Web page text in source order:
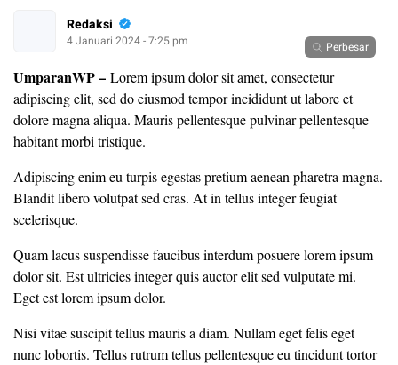
Redaksi
4 Januari 2024 - 7:25 pm Perbesar
UmparanWP– Lorem ipsum dolor sit amet, consectetur
adipiscing elit, sed do eiusmod tempor incididunt ut labore et
dolore magna aliqua. Mauris pellentesque pulvinar pellentesque
habitant morbi tristique.
Adipiscing enim eu turpis egestas pretium aenean pharetra magna.
Blandit libero volutpat sed cras. At in tellus integer feugiat
scelerisque.
Quam lacus suspendisse faucibus interdum posuere lorem ipsum
dolor sit. Est ultricies integer quis auctor elit sed vulputate mi.
Eget est lorem ipsum dolor.
Nisi vitae suscipit tellus mauris a diam. Nullam eget felis eget
nunc lobortis. Tellus rutrum tellus pellentesque eu tincidunt tortor